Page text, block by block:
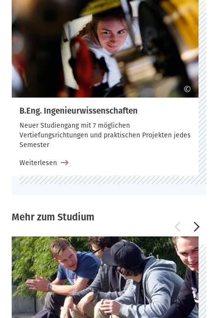
©
B.Eng. Ingenieurwissenschaften
Neuer Studiengang mit 7 möglichen
Vertiefungsrichtungen und praktischen Projekten jedes
Semester
Weiterlesen
Mehr zum Studium